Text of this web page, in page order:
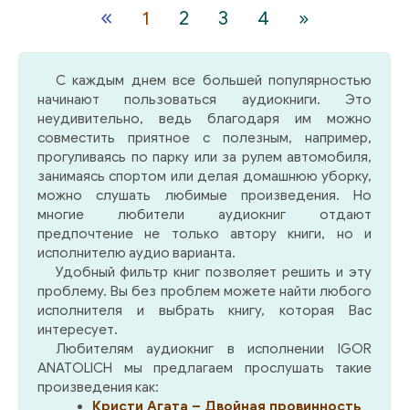
на написание которого автора вдохновили до
неприличия многочисленные литературные
фантазии о несуразных марсианах, но в
котором и современный читатель заметит
массу остроумного пародийного юмора.
Ретрофантастика. Рассказ написан в 1942г.
« 1 2 3 4 »
С каждым днем все большей популярностью
начинают пользоваться аудиокниги. Это
неудивительно, ведь благодаря им можно
совместить приятное с полезным, например,
прогуливаясь по парку или за рулем автомобиля,
занимаясь спортом или делая домашнюю уборку,
можно слушать любимые произведения. Но
многие любители аудиокниг отдают
предпочтение не только автору книги, но и
исполнителю аудио варианта.
Удобный фильтр книг позволяет решить и эту
проблему. Вы без проблем можете найти любого
исполнителя и выбрать книгу, которая Вас
интересует.
Любителям аудиокниг в исполнении IGOR
ANATOLICH мы предлагаем прослушать такие
произведения как:
Кристи Агата – Двойная провинность